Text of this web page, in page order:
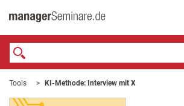
Tools KI-Methode: Interview mit X